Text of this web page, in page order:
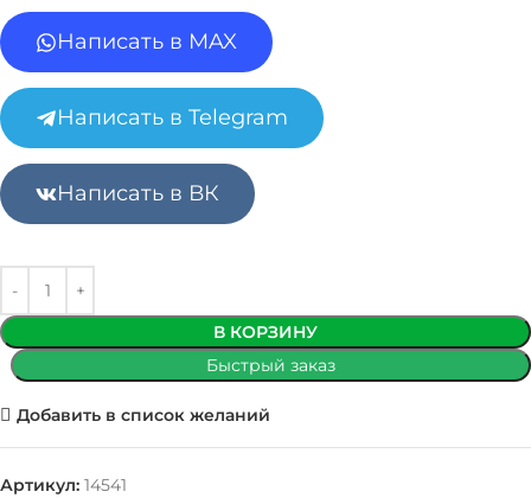
Написать в MAX
Написать в Telegram
Написать в ВК
В КОРЗИНУ
Быстрый заказ
Добавить в список желаний
Артикул: 14541